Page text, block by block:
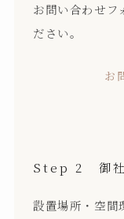
お問い合わせフ
ださい。
お
Step 2 御社
設置場所・空間